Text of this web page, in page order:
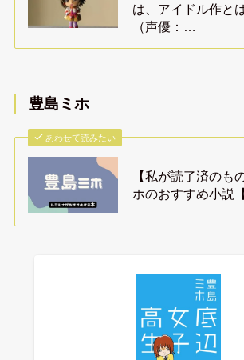
は、アイドル作と
（声優：…
豊島ミホ
あわせて読みたい
【私が読了済のも
ホのおすすめ小説